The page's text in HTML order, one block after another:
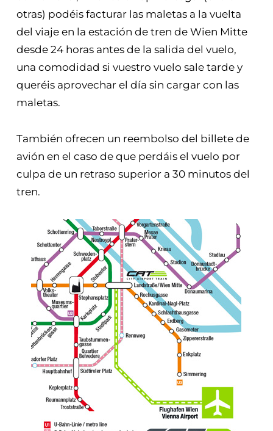
otras) podéis facturar las maletas a la vuelta
del viaje en la estación de tren de Wien Mitte
desde 24 horas antes de la salida del vuelo,
una comodidad si vuestro vuelo sale tarde y
queréis aprovechar el día sin cargar con las
maletas.
También ofrecen un reembolso del billete de
avión en el caso de que perdáis el vuelo por
culpa de un retraso superior a 30 minutos del
tren.